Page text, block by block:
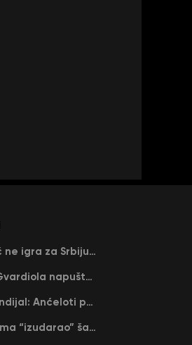
Zašto Rade Krunić ne igra za Srbiju? “Iako su mi obećali, niko me nije zvao…”
Kraj jedne ere – Gvardiola napušta Siti na kraju sezone, menja ga njegov nekadašnji rival
Nejmar ide na Mundijal: Anćeloti pročitao njegovo ime, Brazil u delirijumu (VIDEO)
Strašni Vembanjama “izudarao” šampiona za brejk: San Antonio poveo protiv Oklahome